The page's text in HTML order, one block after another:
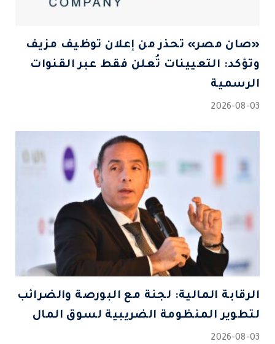
«صان مصر» تحذر من إعلان توظيف مزيف
وتؤكد: التعيينات تُعلن فقط عبر القنوات
الرسمية
2026-08-03
الرقابة المالية: لجنة مع البورصة والضرائب
لتطوير المنظومة الضريبية لسوق المال
2026-08-03